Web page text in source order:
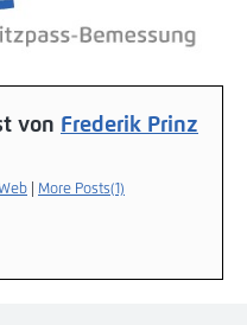
von Frederik Prinz
More Posts(1)